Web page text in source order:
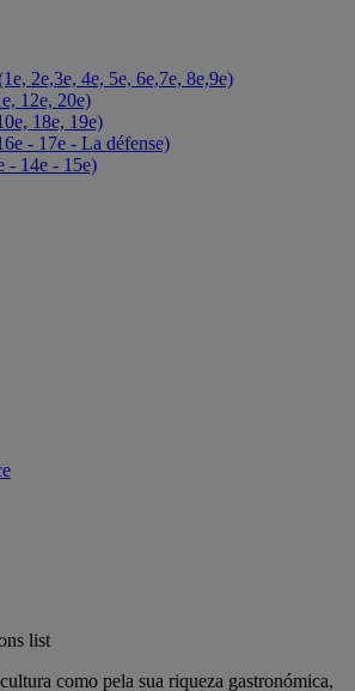
2e,3e, 4e, 5e, 6e,7e, 8e,9e)
12e, 20e)
18e, 19e)
- 17e - La défense)
- 14e - 15e)
list
como pela sua riqueza gastronómica,